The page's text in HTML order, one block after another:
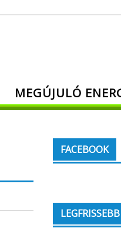
MEGÚJULÓ
FACEBOOK